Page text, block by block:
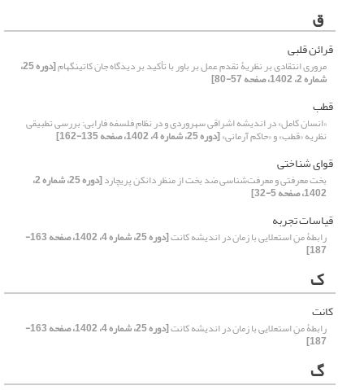
ق
قرائن قلبی
مروری انتقادی بر نظریۀ تقدم عمل بر باور با تأکید بر دیدگاه جان کاتینگهام [دوره 25،
شماره 2، 1402، صفحه 57-80]
قطب
«انسان کامل» در اندیشه اشراقی سهروردی و در نظام فلسفه فارابی: بررسی تطبیقی
نظریه «قطب» و «حاکم آرمانی»[دوره 25، شماره 4، 1402، صفحه 135-162]
قوای شناختی
بخت معرفتی و معرفت‌شناسی ضد بخت از منظر دانکن پریچارد [دوره 25، شماره 2،
1402، صفحه 5-32]
قیاسات تجربه
رابطۀ منِ استعلایی با زمان در اندیشه کانت [دوره 25، شماره 4، 1402، صفحه 163-
187]
ک
کانت
رابطۀ منِ استعلایی با زمان در اندیشه کانت [دوره 25، شماره 4، 1402، صفحه 163-
187]
گ